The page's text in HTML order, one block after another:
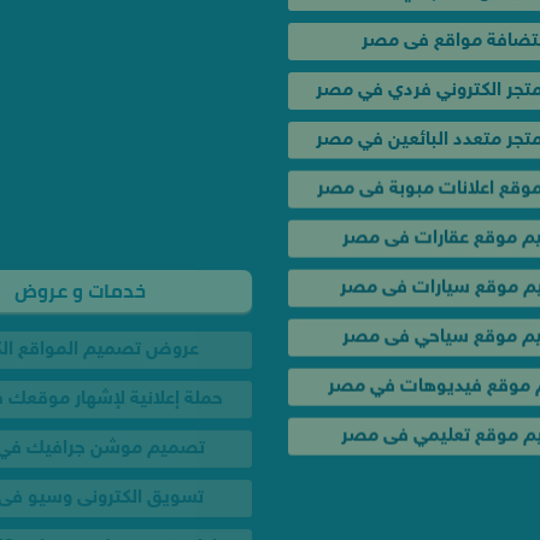
مواقع فى مصر
الكتروني فردي في مصر
متعدد البائعين في مصر
اعلانات مبوبة فى مصر
موقع عقارات فى مصر
موقع سيارات فى مصر
موقع سياحي فى مصر
موقع فيديوهات في مصر
موقع تعليمي فى مصر
تسويق الكترونى وسيو
اعلان فيس بوك وجوجل بـ 350 جنيه
تصميم لوجو شعار
تصميم ختم تجاري احترافي
تصميم كارت بيزنس كارد